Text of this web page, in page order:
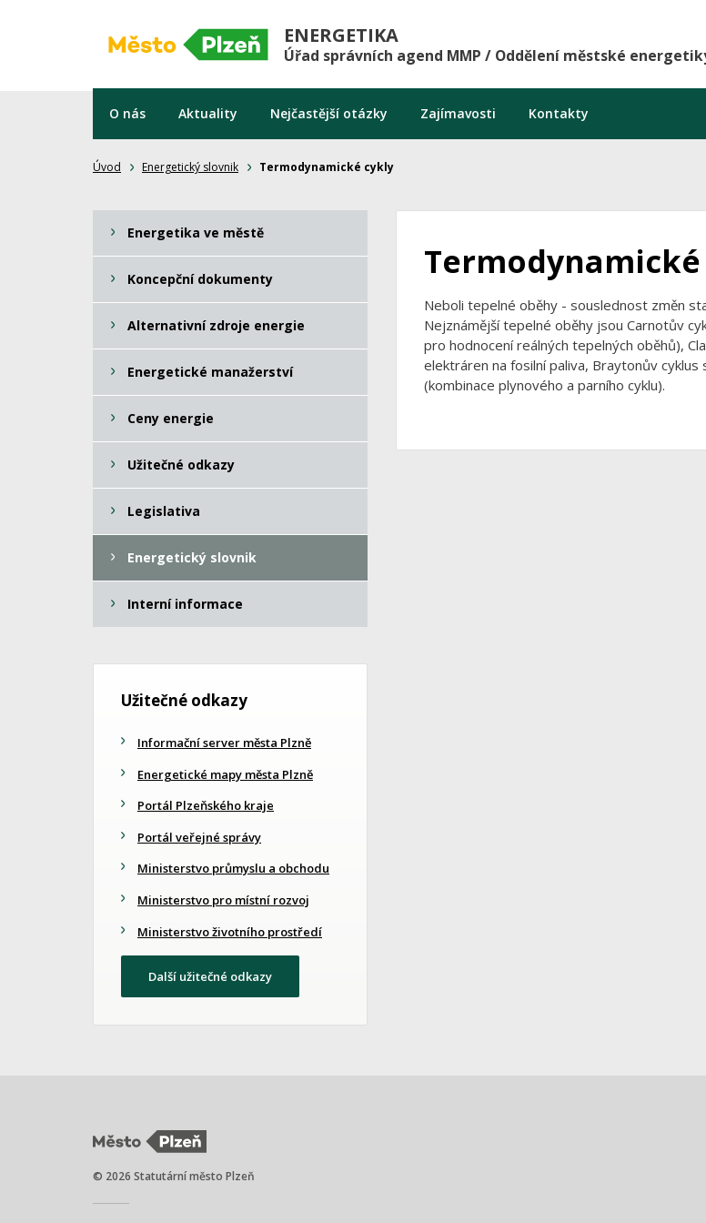
ENERGETIKA
Úřad správních agend MMP / Oddělení městské
O nás Aktuality Nejčastější otázky Zajímavosti Kontakty
Úvod Energetický slovnik Termodynamické cykly
Neboli tepelné oběhy - souslednost změn
Nejznámější tepelné oběhy jsou Carnotův
pro hodnocení reálných tepelných oběhů),
elektráren na fosilní paliva, Braytonův
(kombinace plynového a parního cyklu).
Energetika ve městě
Koncepční dokumenty
Alternativní zdroje energie
Energetické manažerství
Ceny energie
Užitečné odkazy
Legislativa
Energetický slovnik
Interní informace
Užitečné odkazy
Informační server města Plzně
Energetické mapy města Plzně
Portál Plzeňského kraje
Portál veřejné správy
Ministerstvo průmyslu a obchodu
Ministerstvo pro místní rozvoj
Ministerstvo životního prostředí
Další užitečné odkazy
© 2026 Statutární město Plzeň